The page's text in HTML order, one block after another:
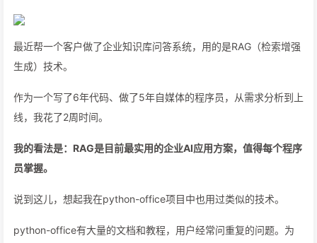
最近帮一个客户做了企业知识库问答系统，用的是RAG（检索增强
生成）技术。
作为一个写了6年代码、做了5年自媒体的程序员，从需求分析到上
线，我花了2周时间。
我的看法是：RAG是目前最实用的企业AI应用方案，值得每个程序
员掌握。
说到这儿，想起我在python-office项目中也用过类似的技术。
python-office有大量的文档和教程，用户经常问重复的问题。为